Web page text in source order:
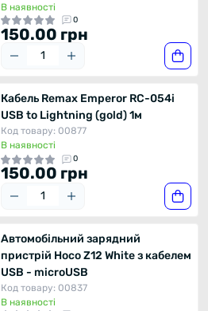
В наявності
0
150.00 грн
Кабель Remax Emperor RC-054i
USB to Lightning (gold) 1м
Код товару: 00877
В наявності
0
150.00 грн
Автомобільний зарядний
пристрій Hoco Z12 White з кабелем
USB - microUSB
Код товару: 00837
В наявності